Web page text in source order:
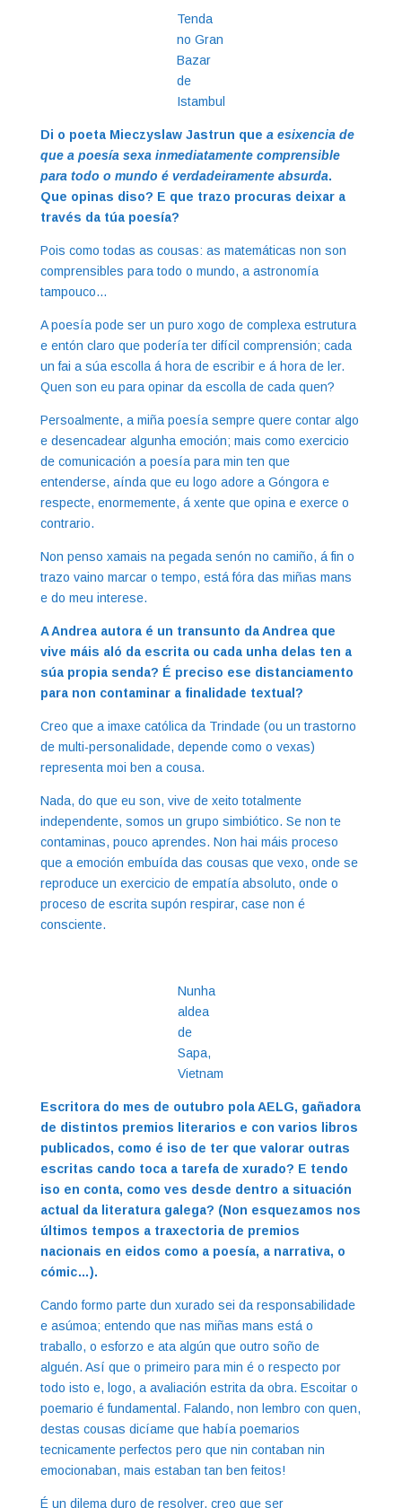
Tenda
no Gran
Bazar
de
Istambul
Di o poeta Mieczyslaw Jastrun que a esixencia de
que a poesía sexa inmediatamente comprensible
para todo o mundo é verdadeiramente absurda.
Que opinas diso? E que trazo procuras deixar a
través da túa poesía?
Pois como todas as cousas: as matemáticas non son
comprensibles para todo o mundo, a astronomía
tampouco…
A poesía pode ser un puro xogo de complexa estrutura
e entón claro que podería ter difícil comprensión; cada
un fai a súa escolla á hora de escribir e á hora de ler.
Quen son eu para opinar da escolla de cada quen?
Persoalmente, a miña poesía sempre quere contar algo
e desencadear algunha emoción; mais como exercicio
de comunicación a poesía para min ten que
entenderse, aínda que eu logo adore a Góngora e
respecte, enormemente, á xente que opina e exerce o
contrario.
Non penso xamais na pegada senón no camiño, á fin o
trazo vaino marcar o tempo, está fóra das miñas mans
e do meu interese.
A Andrea autora é un transunto da Andrea que
vive máis aló da escrita ou cada unha delas ten a
súa propia senda? É preciso ese distanciamento
para non contaminar a finalidade textual?
Creo que a imaxe católica da Trindade (ou un trastorno
de multi-personalidade, depende como o vexas)
representa moi ben a cousa.
Nada, do que eu son, vive de xeito totalmente
independente, somos un grupo simbiótico. Se non te
contaminas, pouco aprendes. Non hai máis proceso
que a emoción embuída das cousas que vexo, onde se
reproduce un exercicio de empatía absoluto, onde o
proceso de escrita supón respirar, case non é
consciente.
Nunha
aldea
de
Sapa,
Vietnam
Escritora do mes de outubro pola AELG, gañadora
de distintos premios literarios e con varios libros
publicados, como é iso de ter que valorar outras
escritas cando toca a tarefa de xurado? E tendo
iso en conta, como ves desde dentro a situación
actual da literatura galega? (Non esquezamos nos
últimos tempos a traxectoria de premios
nacionais en eidos como a poesía, a narrativa, o
cómic…).
Cando formo parte dun xurado sei da responsabilidade
e asúmoa; entendo que nas miñas mans está o
traballo, o esforzo e ata algún que outro soño de
alguén. Así que o primeiro para min é o respecto por
todo isto e, logo, a avaliación estrita da obra. Escoitar o
poemario é fundamental. Falando, non lembro con quen,
destas cousas dicíame que había poemarios
tecnicamente perfectos pero que nin contaban nin
emocionaban, mais estaban tan ben feitos!
É un dilema duro de resolver, creo que ser